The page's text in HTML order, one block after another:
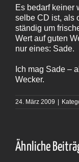
Es bedarf keiner
selbe CD ist, als
ständig um
Wert auf guten
nur eines: Sade.
Ich mag Sade –
Wecker.
24. März 2009 |
Ähnliche